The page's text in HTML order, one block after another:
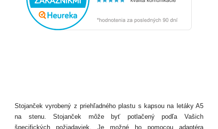
Stojanček vyrobený z priehľadného plastu s kapsou na letáky A5
na stenu. Stojanček môže byť potlačený podľa Vašich
špecifických požiadaviek. Je možné ho pomocou adaptéra